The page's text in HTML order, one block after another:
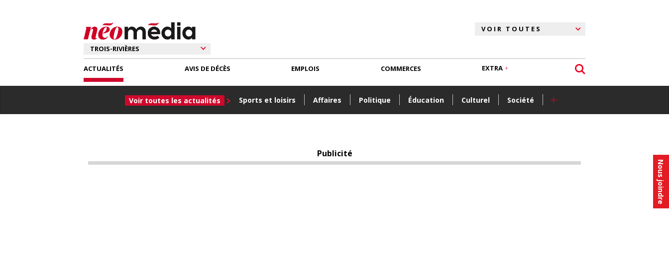
Nous joindre
ACTUALITÉS
Voir toutes les actualités Sports et loisirs Affaires Politique Éducation Culturel Société +
AVIS DE DÉCÈS EMPLOIS COMMERCES EXTRA
Publicité